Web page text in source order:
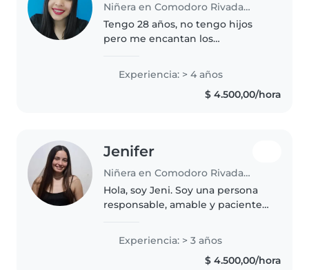
Niñera en Comodoro Rivadavia
Tengo 28 años, no tengo hijos
pero me encantan los
gusta jugar con lo niños/bebés,
sacarlos a pasear con el permiso
de los padres, soy muy
Experiencia: > 4 años
$ 4.500,00/hora
Jenifer
Niñera en Comodoro Rivadavia
Hola, soy Jeni. Soy una persona
responsable, amable y paciente,
el cuidado de niños. Me gusta
acompañarlos en sus actividades,
brindarles atención, contención..
Experiencia: > 3 años
$ 4.500,00/hora